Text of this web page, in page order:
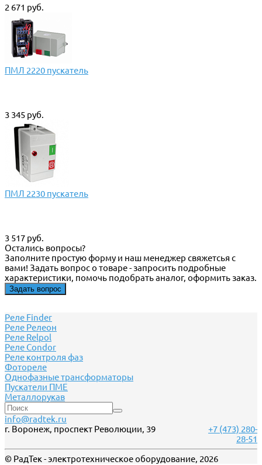
2 671 руб.
ПМЛ 2220 пускатель
3 345 руб.
ПМЛ 2230 пускатель
3 517 руб.
Остались вопросы?
Заполните простую форму и наш менеджер свяжетсья с
вами! Задать вопрос о товаре - запросить подробные
характеристики, помочь подобрать аналог, оформить заказ.
Задать вопрос
Реле Finder
Реле Релеон
Реле Relpol
Реле Сondor
Реле контроля фаз
Фотореле
Однофазные трансформаторы
Пускатели ПМЕ
Металлорукав
info@radtek.ru
г. Воронеж, проспект Революции, 39
+7 (473) 280-
28-51
© РадТек - электротехническое оборудование, 2026